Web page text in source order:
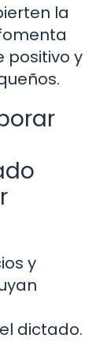
la
positivo y
y
dictado.